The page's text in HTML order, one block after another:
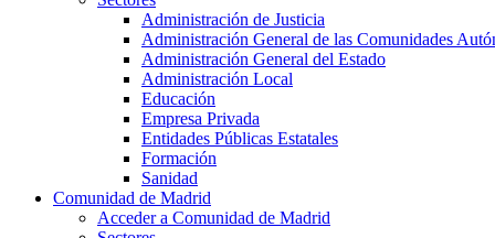
Administración de Justicia
Administración General de las Comunidades
Administración General del Estado
Administración Local
Educación
Empresa Privada
Entidades Públicas Estatales
Formación
Sanidad
Comunidad de Madrid
Acceder a Comunidad de Madrid